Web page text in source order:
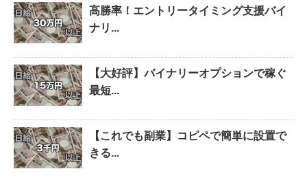
高勝率！エントリータイミング支援バイ
ナリ...
【大好評】バイナリーオプションで稼ぐ
最短...
【これでも副業】コピペで簡単に設置で
きる...